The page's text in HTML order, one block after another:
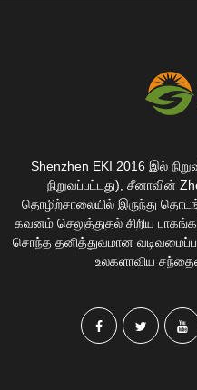
Shenzhen EKI 2016 இல்
நிறுவப்பட்டது), சீனாவின்
தொழிற்சாலையில் இருந்து
கவனம் செலுத்துதல் சிறிய
சொந்த தனித்துவமான
உலகளாவிய